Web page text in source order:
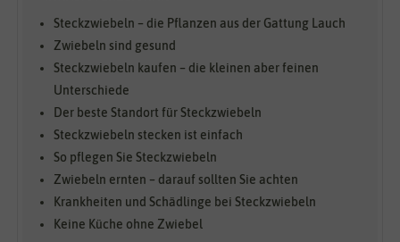
Steckzwiebeln – die Pflanzen aus der Gattung Lauch
Zwiebeln sind gesund
Steckzwiebeln kaufen – die kleinen aber feinen
Unterschiede
Der beste Standort für Steckzwiebeln
Steckzwiebeln stecken ist einfach
So pflegen Sie Steckzwiebeln
Zwiebeln ernten – darauf sollten Sie achten
Krankheiten und Schädlinge bei Steckzwiebeln
Keine Küche ohne Zwiebel